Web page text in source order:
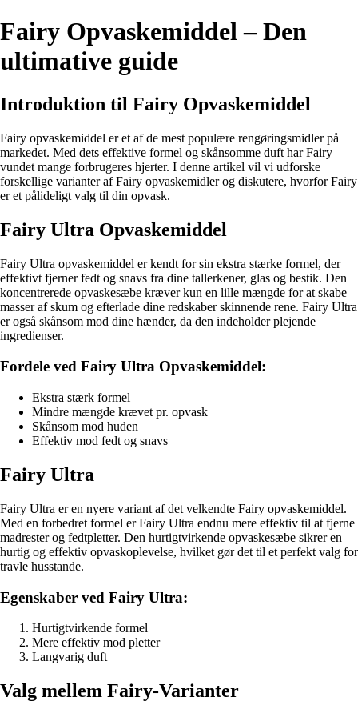
Fairy Opvaskemiddel – Den
ultimative guide
Introduktion til Fairy Opvaskemiddel
Fairy opvaskemiddel er et af de mest populære rengøringsmidler på
markedet. Med dets effektive formel og skånsomme duft har Fairy
vundet mange forbrugeres hjerter. I denne artikel vil vi udforske
forskellige varianter af Fairy opvaskemidler og diskutere, hvorfor Fairy
er et pålideligt valg til din opvask.
Fairy Ultra Opvaskemiddel
Fairy Ultra opvaskemiddel er kendt for sin ekstra stærke formel, der
effektivt fjerner fedt og snavs fra dine tallerkener, glas og bestik. Den
koncentrerede opvaskesæbe kræver kun en lille mængde for at skabe
masser af skum og efterlade dine redskaber skinnende rene. Fairy Ultra
er også skånsom mod dine hænder, da den indeholder plejende
ingredienser.
Fordele ved Fairy Ultra Opvaskemiddel:
Ekstra stærk formel
Mindre mængde krævet pr. opvask
Skånsom mod huden
Effektiv mod fedt og snavs
Fairy Ultra
Fairy Ultra er en nyere variant af det velkendte Fairy opvaskemiddel.
Med en forbedret formel er Fairy Ultra endnu mere effektiv til at fjerne
madrester og fedtpletter. Den hurtigtvirkende opvaskesæbe sikrer en
hurtig og effektiv opvaskoplevelse, hvilket gør det til et perfekt valg for
travle husstande.
Egenskaber ved Fairy Ultra:
Hurtigtvirkende formel
Mere effektiv mod pletter
Langvarig duft
Valg mellem Fairy-Varianter